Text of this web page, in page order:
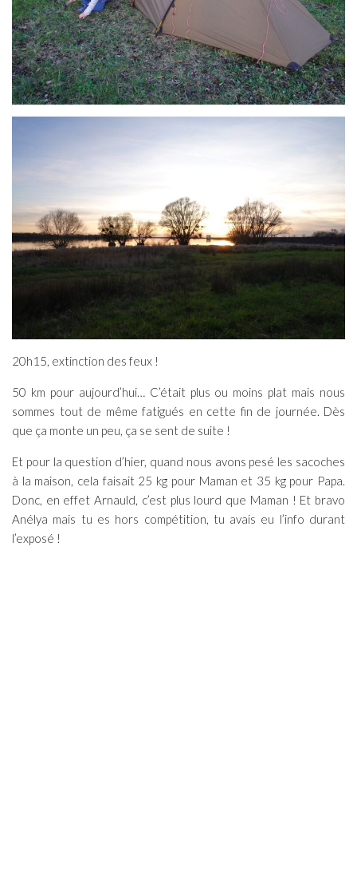
20h15, extinction des feux !
50 km pour aujourd’hui… C’était plus ou moins plat mais nous
sommes tout de même fatigués en cette fin de journée. Dès
que ça monte un peu, ça se sent de suite !
Et pour la question d’hier, quand nous avons pesé les sacoches
à la maison, cela faisait 25 kg pour Maman et 35 kg pour Papa.
Donc, en effet Arnauld, c’est plus lourd que Maman ! Et bravo
Anélya mais tu es hors compétition, tu avais eu l’info durant
l’exposé !